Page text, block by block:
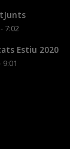
7:02
Estiu 2020